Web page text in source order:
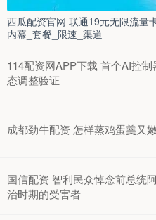
西瓜配资官网 联通19元无限流量
内幕_套餐_限速_渠道
114配资网APP下载 首个AI控
态调整验证
成都劲牛配资 怎样蒸鸡蛋羹又
国信配资 智利民众悼念前总统
治时期的受害者